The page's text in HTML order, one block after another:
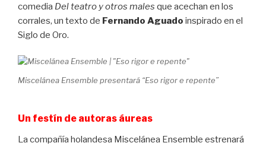
comedia Del teatro y otros males que acechan en los
corrales, un texto de Fernando Aguado inspirado en el
Siglo de Oro.
Miscelánea Ensemble presentará “Eso rigor e repente”
Un festín de autoras áureas
La compañía holandesa Miscelánea Ensemble estrenará